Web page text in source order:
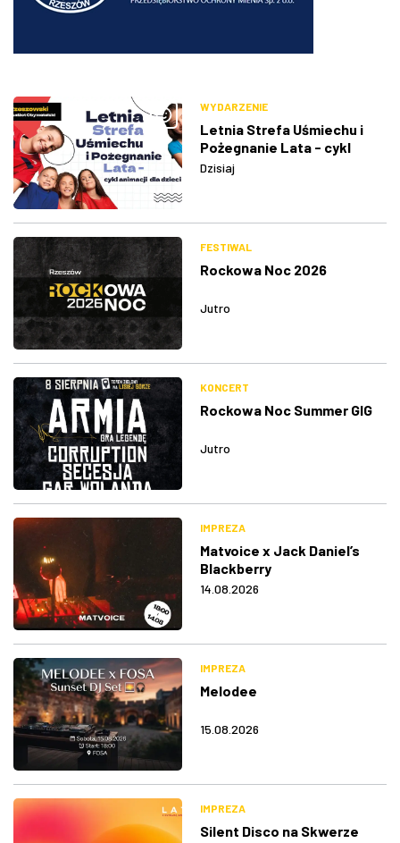
WYDARZENIE
Letnia Strefa Uśmiechu i
Pożegnanie Lata - cykl
animacji dla dzieci
Dzisiaj
FESTIWAL
Rockowa Noc 2026
Jutro
KONCERT
Rockowa Noc Summer GIG
Jutro
IMPREZA
Matvoice x Jack Daniel’s
Blackberry
14.08.2026
IMPREZA
Melodee
15.08.2026
IMPREZA
Silent Disco na Skwerze